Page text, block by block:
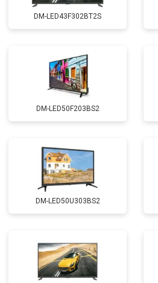
DM-LED43F302BT2S
DM-LED50F203BS2
DM-LED50U303BS2